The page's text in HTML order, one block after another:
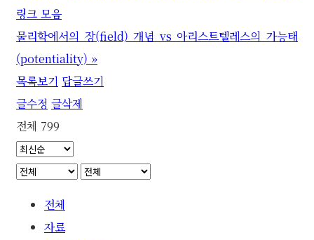
링크 모음
물리학에서의 장(field) 개념 vs 아리스트텔레스의 가능태
(potentiality) »
목록보기 답글쓰기
글수정 글삭제
전체 799
전체
자료